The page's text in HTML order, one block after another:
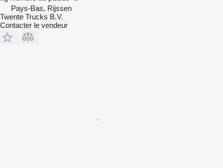
Pays-Bas, Rijssen
Twente Trucks B.V.
Contacter le vendeur